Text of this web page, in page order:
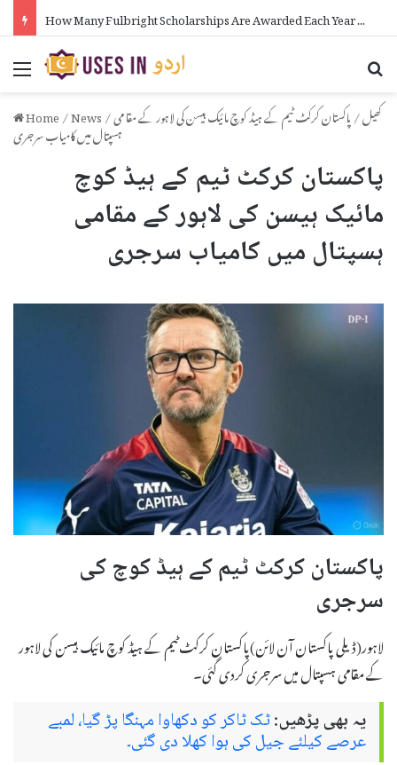
How Many Fulbright Scholarships Are Awarded Each Year in Urdu
Menu
Home/News/ کھیل/پاکستان کرکٹ ٹیم کے ہیڈ کوچ مائیک ہیسن کی لاہور کے مقامی
ہسپتال میں کامیاب سرجری
پاکستان کرکٹ ٹیم کے ہیڈ کوچ
مائیک ہیسن کی لاہور کے مقامی
ہسپتال میں کامیاب سرجری
پاکستان کرکٹ ٹیم کے ہیڈ کوچ کی
سرجری
لاہور(ڈیلی پاکستان آن لائن)پاکستان کرکٹ ٹیم کے ہیڈ کوچ مائیک ہیسن کی لاہور
کے مقامی ہسپتال میں سرجری کردی گئی۔
یہ بھی پڑھیں:ٹک ٹاکر کو دکھاوا مہنگا پڑ گیا، لمبے
عرصے کیلئے جیل کی ہوا کھلا دی گئی۔